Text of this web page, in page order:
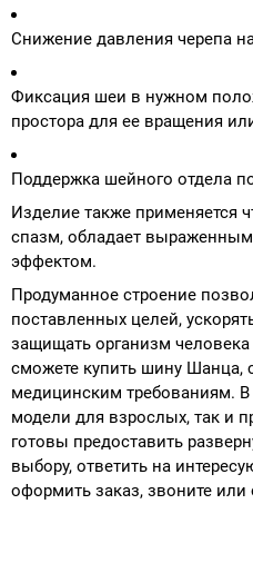
Снижение давления черепа
Фиксация шеи в нужном
простора для ее вращения
Поддержка шейного отдела
Изделие также применяется
спазм, обладает
эффектом.
Продуманное строение
поставленных целей,
защищать организм
сможете купить шину Шанца,
медицинским требованиям. В
модели для взрослых, так и
готовы предоставить
выбору, ответить на
оформить заказ, звоните или